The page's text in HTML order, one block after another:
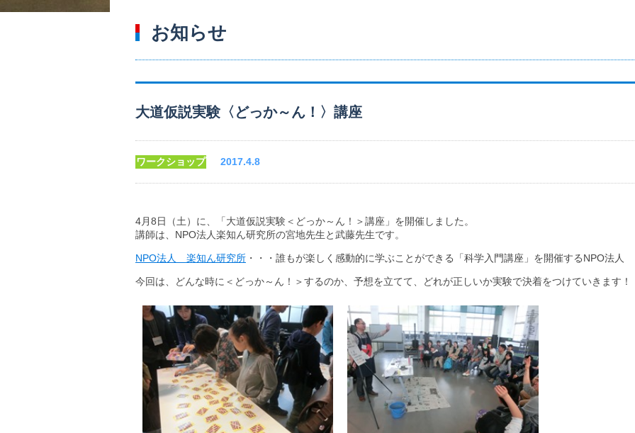
お知らせ
大道仮説実験〈どっか～ん！〉講座
ワークショップ 2017.4.8
4月8日（土）に、「大道仮説実験＜どっか～ん！＞講座」を開催しました。
講師は、NPO法人楽知ん研究所の宮地先生と武藤先生です。
NPO法人 楽知ん研究所 ・・・誰もが楽しく感動的に学ぶことができる「科学入門講座」を開催するNPO法人
今回は、どんな時に＜どっか～ん！＞するのか、予想を立てて、どれが正しいか実験で決着をつけていきます！